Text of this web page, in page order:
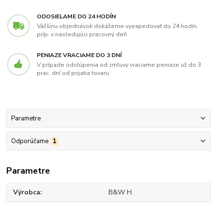
ODOSIELAME DO 24 HODÍN
Väčšinu objednávok dokážeme vyexpedovať do 24 hodín,
príp. v nasledujúci pracovný deň
PENIAZE VRACIAME DO 3 DNÍ
V prípade odstúpenia od zmluvy vraciame peniaze už do 3
prac. dní od prijatia tovaru
Parametre
Odporúčame 1
Parametre
Výrobca B&W H.